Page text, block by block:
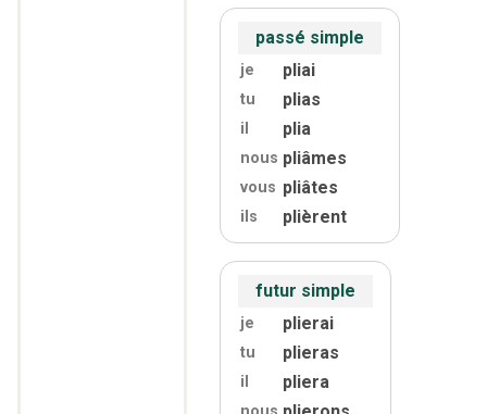
passé simple
je pliai
tu plias
il plia
nous pliâmes
vous pliâtes
ils plièrent
futur simple
je plierai
tu plieras
il pliera